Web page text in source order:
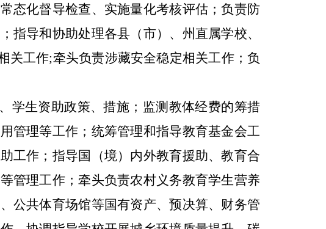
态化督导检查、实施量化考核评估；负责防
指导和协助处理各县（市）、州直属学校、
关工作;牵头负责涉藏安全稳定相关工作； 负
学生资助政策、措施；监测教体经费的筹措
管理等工作；统筹管理和指导教育基金会工
工作；指导国（境）内外教育援助、教育合
管理工作；牵头负责农村义务教育学生营养
公共体育场馆等国有资产、预决算、财务管